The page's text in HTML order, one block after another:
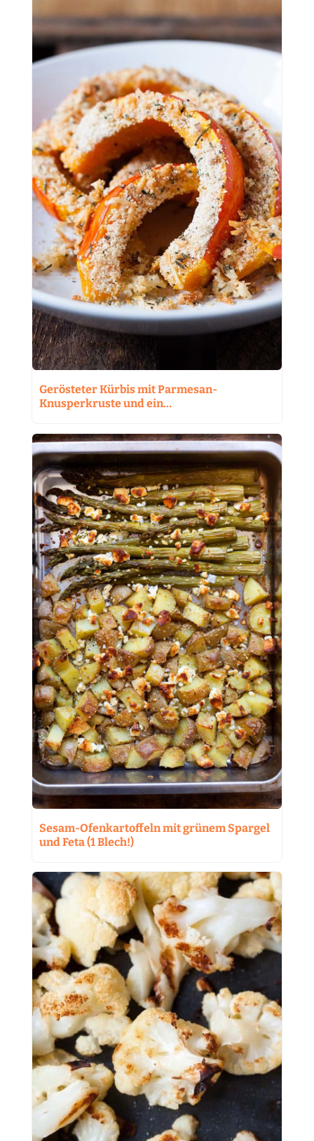
Gerösteter Kürbis mit Parmesan-
Knusperkruste und ein…
Sesam-Ofenkartoffeln mit grünem Spargel
und Feta (1 Blech!)